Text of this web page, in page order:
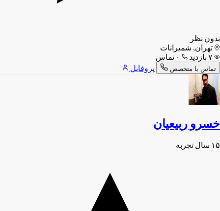
بدون نظر
تهران, شمیرانات
تماس با متخصص پروفایل
خسرو ربیعیان
۱۵ سال تجربه